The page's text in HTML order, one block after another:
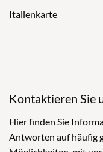
Italienkarte
Kontaktieren Sie
Hier finden Sie
Antworten auf häufig